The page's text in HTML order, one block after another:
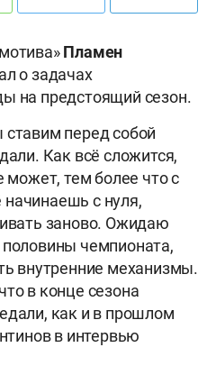
Пламен
о задачах
на предстоящий сезон.
перед собой
Как всё сложится,
может, тем более что с
с нуля,
заново. Ожидаю
чемпионата,
внутренние механизмы.
в конце сезона
как и в прошлом
в интервью